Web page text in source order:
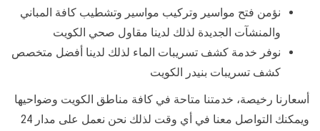
نؤمن فتح مواسير وتركيب مواسير وتشطيب كافة المباني
والمنشآت الجديدة لذلك لدينا مقاول صحي الكويت
نوفر خدمة كشف تسريبات الماء لذلك لدينا أفضل متخصص
كشف تسريبات بنيدر الكويت
أسعارنا رخيصة، خدمتنا متاحة في كافة مناطق الكويت وضواحيها
ويمكنك التواصل معنا في أي وقت لذلك نحن نعمل على مدار 24